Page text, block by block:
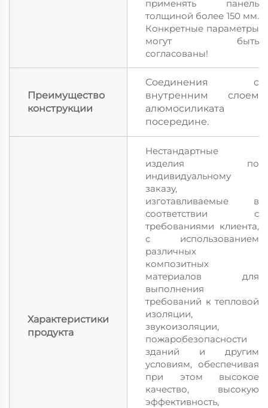
применять панель
толщиной более 150 мм.
Конкретные параметры
могут быть
согласованы!
Преимущество
конструкции
Соединения с
внутренним слоем
алюмосиликата
посередине.
Характеристики
продукта
Нестандартные
изделия по
индивидуальному
заказу,
изготавливаемые в
соответствии с
требованиями клиента,
с использованием
различных
композитных
материалов для
выполнения
требований к тепловой
изоляции,
звукоизоляции,
пожаробезопасности
зданий и другим
условиям, обеспечивая
при этом высокое
качество, высокую
эффективность,